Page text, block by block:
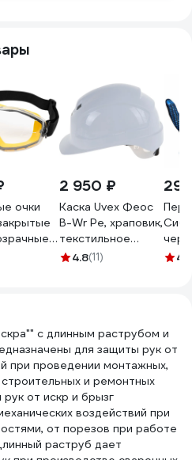
очки
24-02
2 950 ₽
Каска Uvex Феос
B-Wr Pe, храповик,
текстильное
оголовье, белая
4.8(11)
29
ПВХ4.4
с длинным раструбом и
для защиты рук от
при проведении монтажных,
и ремонтных
от искр и брызг
воздействий при
от порезов при работе
раструб дает